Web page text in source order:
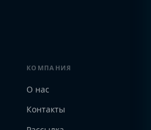
КОМПАНИЯ
О нас
Контакты